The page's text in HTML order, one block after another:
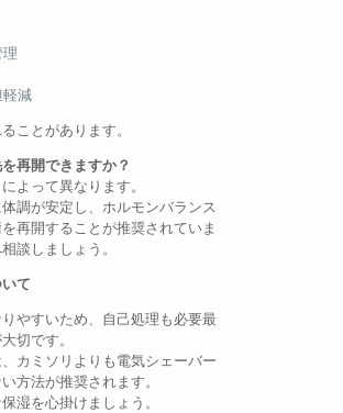
軽減
ことがあります。
再開できますか？
よって異なります。
調が安定し、ホルモンバランス
再開することが推奨されていま
談しましょう。
て
やすいため、自己処理も必要最
切です。
カミソリよりも電気シェーバー
方法が推奨されます。
湿を心掛けましょう。